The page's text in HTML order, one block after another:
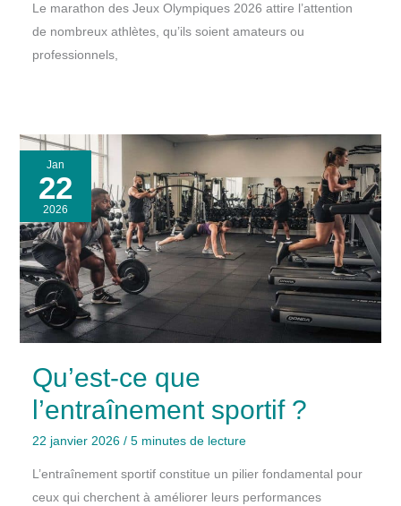
Le marathon des Jeux Olympiques 2026 attire l’attention
de nombreux athlètes, qu’ils soient amateurs ou
professionnels,
Jan
22
2026
Qu’est-ce que
l’entraînement sportif ?
22 janvier 2026 / 5 minutes de lecture
L’entraînement sportif constitue un pilier fondamental pour
ceux qui cherchent à améliorer leurs performances